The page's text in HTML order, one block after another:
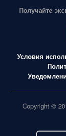
Получайте
Условия
Copyright ©